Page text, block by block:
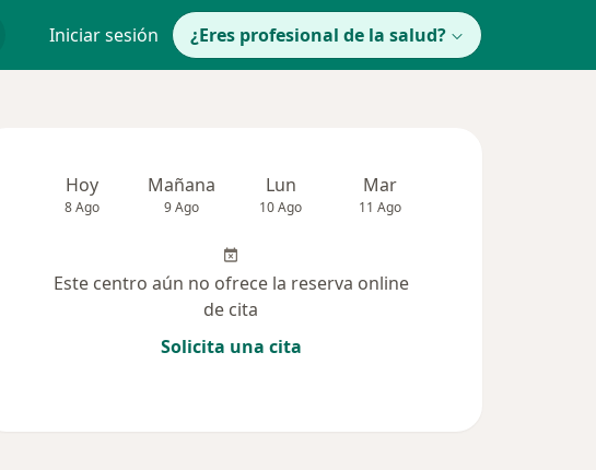
Iniciar sesión ¿Eres profesional de la salud?
Hoy
8 Ago
Mañana
9 Ago
Lun
10 Ago
Mar
11 Ago
Este centro aún no ofrece la reserva online
de cita
Solicita una cita